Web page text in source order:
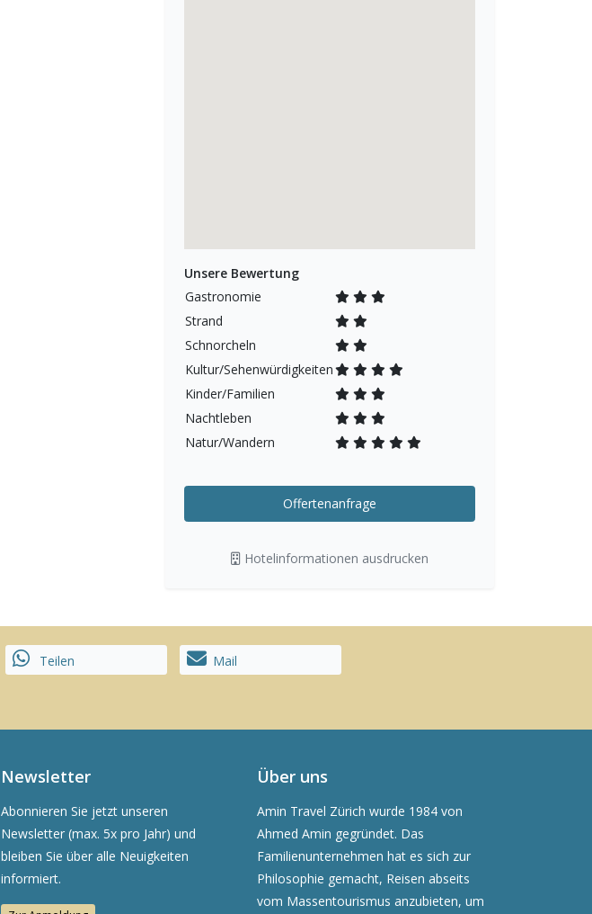
Unsere Bewertung
Gastronomie
Strand
Schnorcheln
Kultur/Sehenwürdigkeiten
Kinder/Familien
Nachtleben
Natur/Wandern
Offertenanfrage
Hotelinformationen ausdrucken
Teilen Mail
Newsletter
Abonnieren Sie jetzt unseren
Newsletter (max. 5x pro Jahr) und
bleiben Sie über alle Neuigkeiten
informiert.
Über uns
Amin Travel Zürich wurde 1984 von
Ahmed Amin gegründet. Das
Familienunternehmen hat es sich zur
Philosophie gemacht, Reisen abseits
vom Massentourismus anzubieten, um